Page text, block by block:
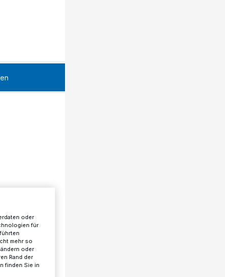
oder
für
mehr so
oder
Rand der
finden Sie in